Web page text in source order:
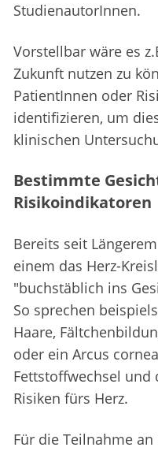
StudienautorInnen.
Vorstellbar wäre es
Zukunft nutzen zu
PatientInnen oder
identifizieren, um
klinischen
Bestimmte
Risikoindikatoren
Bereits seit
einem das Herz-
"buchstäblich ins
So sprechen
Haare,
oder ein Arcus
Fettstoffwechsel
Risiken fürs Herz.
Für die Teilnahme